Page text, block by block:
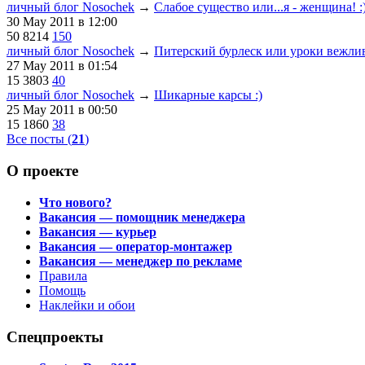
личный блог Nosochek → Слабое существо или...я - женщина!
30 May 2011 в 12:00
50 8214 150
личный блог Nosochek → Питерский бурлеск или уроки
27 May 2011 в 01:54
15 3803 40
личный блог Nosochek → Шикарные карсы :)
25 May 2011 в 00:50
15 1860 38
Все посты (21)
О проекте
Что нового?
Вакансия — помощник менеджера
Вакансия — курьер
Вакансия — оператор-монтажер
Вакансия — менеджер по рекламе
Правила
Помощь
Наклейки и обои
Спецпроекты